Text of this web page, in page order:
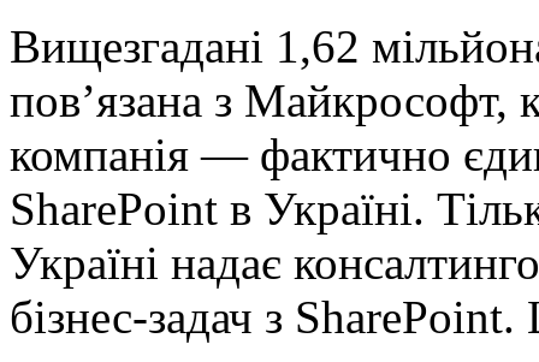
Вищезгадані 1,62
пов’язана з Майкрософт,
компанія — фактично
SharePoint в Україні.
Україні надає
бізнес-задач з